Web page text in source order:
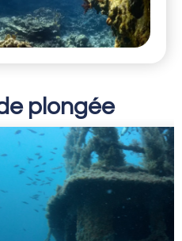
plongée